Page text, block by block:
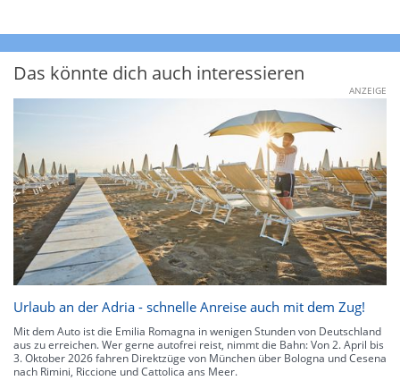
Das könnte dich auch interessieren
ANZEIGE
Urlaub an der Adria - schnelle Anreise auch mit dem Zug!
Mit dem Auto ist die Emilia Romagna in wenigen Stunden von Deutschland
aus zu erreichen. Wer gerne autofrei reist, nimmt die Bahn: Von 2. April bis
3. Oktober 2026 fahren Direktzüge von München über Bologna und Cesena
nach Rimini, Riccione und Cattolica ans Meer.